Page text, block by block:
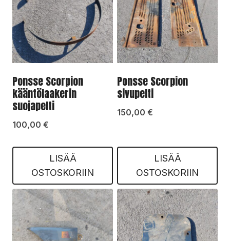
Ponsse Scorpion
kääntölaakerin
suojapelti
100,00 €
LISÄÄ
OSTOSKORIIN
Ponsse Scorpion
sivupelti
150,00 €
LISÄÄ
OSTOSKORIIN